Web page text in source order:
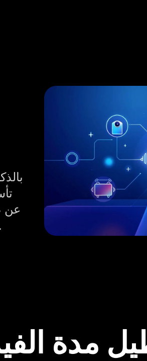
عن
يكون المحتوى
مدة